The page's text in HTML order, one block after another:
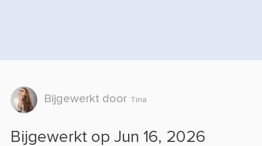
Bijgewerkt door Tina
Bijgewerkt op Jun 16, 2026